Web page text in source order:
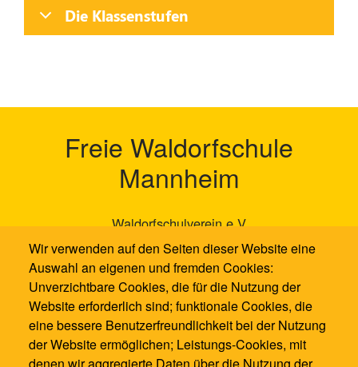
Die Klassenstufen
Freie Waldorfschule
Mannheim
Waldorfschulverein e.V
Neckarauer Waldweg 131
68199 Mannheim
0621 / 1286100
0621 / 12861021
info@waldorfschule-mannheim.de
Wir verwenden auf den Seiten dieser Website eine
Auswahl an eigenen und fremden Cookies:
Unverzichtbare Cookies, die für die Nutzung der
Website erforderlich sind; funktionale Cookies, die
eine bessere Benutzerfreundlichkeit bei der Nutzung
der Website ermöglichen; Leistungs-Cookies, mit